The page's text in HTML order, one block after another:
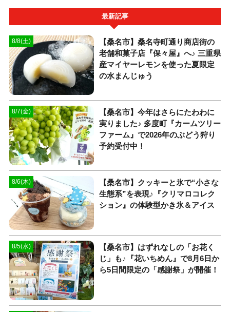
最新記事
8/8(土)
【桑名市】桑名寺町通り商店街の
老舗和菓子店『保々屋』へ♪ 三重県
産マイヤーレモンを使った夏限定
の水まんじゅう
8/7(金)
【桑名市】今年はさらにたわわに
実りました♪ 多度町『カームツリー
ファーム』で2026年のぶどう狩り
予約受付中！
8/6(木)
【桑名市】クッキーと氷で“小さな
生態系”を表現♪『クリマロコレク
ション』の体験型かき氷＆アイス
8/5(水)
【桑名市】はずれなしの「お花く
じ」も♪『花いちめん』で8月6日か
ら5日間限定の「感謝祭」が開催！